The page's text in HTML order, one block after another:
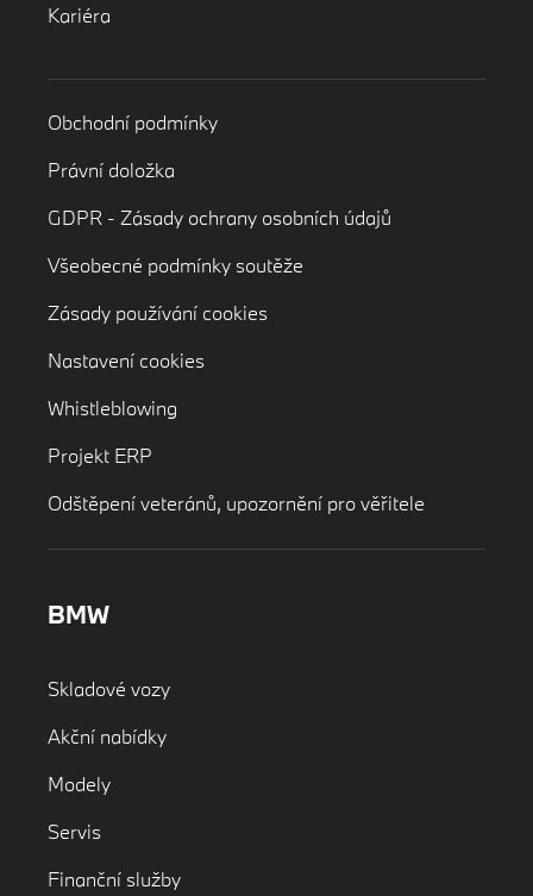
Kariéra
Obchodní podmínky
Právní doložka
GDPR - Zásady ochrany osobních údajů
Všeobecné podmínky soutěže
Zásady používání cookies
Nastavení cookies
Whistleblowing
Projekt ERP
Odštěpení veteránů, upozornění pro věřitele
BMW
Skladové vozy
Akční nabídky
Modely
Servis
Finanční služby